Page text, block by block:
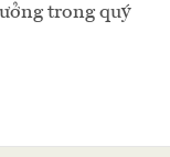
trong quý